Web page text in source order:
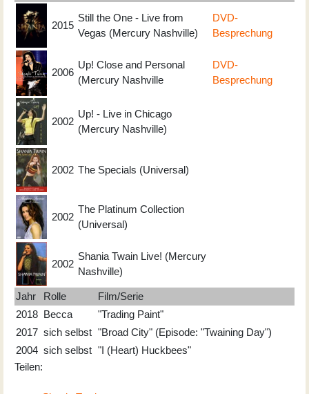
2015
Still the One - Live from
Vegas (Mercury Nashville)
DVD-
Besprechung
2006
Up! Close and Personal
(Mercury Nashville
DVD-
Besprechung
2002
Up! - Live in Chicago
(Mercury Nashville)
2002 The Specials (Universal)
2002
The Platinum Collection
(Universal)
2002
Shania Twain Live! (Mercury
Nashville)
Jahr Rolle
Film/Serie
2018 Becca
"Trading Paint"
2017 sich selbst "Broad City" (Episode: "Twaining Day")
2004 sich selbst "I (Heart) Huckbees"
Teilen: